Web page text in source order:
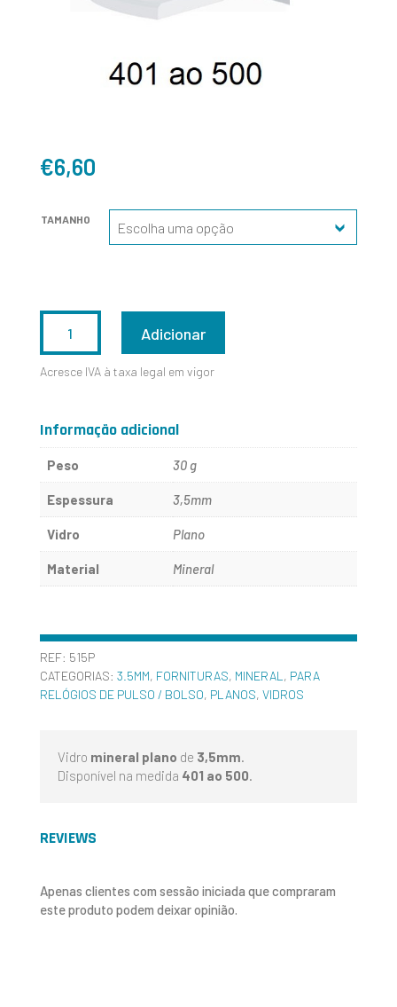
€6,60
TAMANHO
DE
Adicionar
Acresce IVA à taxa legal em vigor
Informação adicional
Peso 30 g
Espessura 3,5mm
Vidro Plano
Material Mineral
REF: 515P
CATEGORIAS: 3.5MM, FORNITURAS, MINERAL, PARA
RELÓGIOS DE PULSO / BOLSO, PLANOS, VIDROS
Vidro mineral plano de 3,5mm.
Disponível na medida 401 ao 500.
REVIEWS
Apenas clientes com sessão iniciada que compraram
este produto podem deixar opinião.